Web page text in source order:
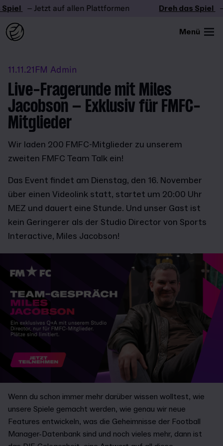
– Jetzt auf allen Plattformen Dreh das Spiel –
Menü
11.11.21FM Admin
Live-Fragerunde mit Miles
Jacobson – Exklusiv für FMFC-
Mitglieder
Wir laden 200 FMFC-Mitglieder zu unserem
zweiten FMFC Team Talk ein!
Das Event findet am Dienstag, den 16. November
über einen Videolink statt, startet um 20:00 Uhr
MEZ und dauert eine Stunde. Und unser Gast ist
kein Geringerer als der Studio Director von Sports
Interactive, Miles Jacobson!
Wenn du schon immer mehr darüber wissen wolltest, wie
unsere Spiele gemacht werden, wie genau wir neue
Features entwickeln, was die Geheimnisse der Football
Manager-Datenbank sind und noch vieles mehr, dann ist